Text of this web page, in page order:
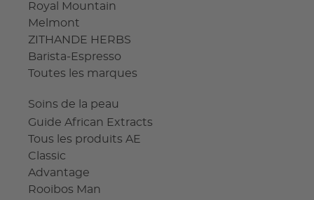
Royal Mountain
Melmont
ZITHANDE HERBS
Barista-Espresso
Toutes les marques
Soins de la peau
Guide African Extracts
Tous les produits AE
Classic
Advantage
Rooibos Man